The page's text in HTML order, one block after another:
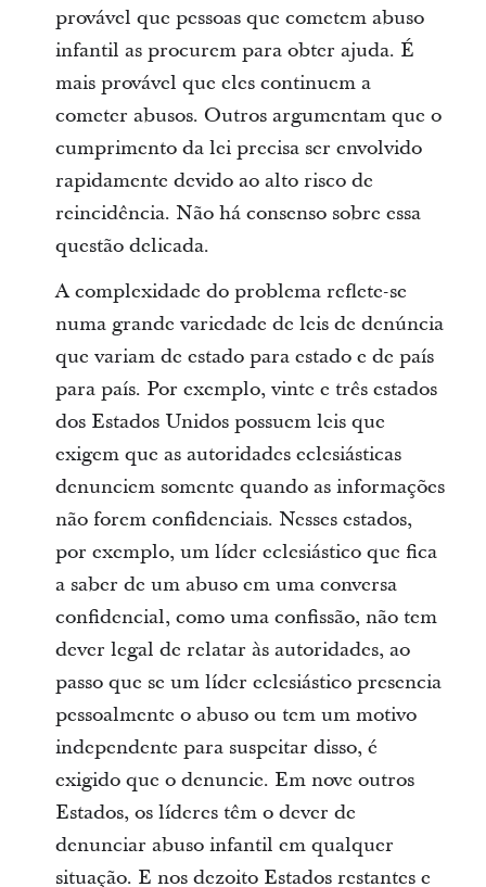
provável que pessoas que cometem abuso
infantil as procurem para obter ajuda. É
mais provável que eles continuem a
cometer abusos. Outros argumentam que o
cumprimento da lei precisa ser envolvido
rapidamente devido ao alto risco de
reincidência. Não há consenso sobre essa
questão delicada.
A complexidade do problema reflete-se
numa grande variedade de leis de denúncia
que variam de estado para estado e de país
para país. Por exemplo, vinte e três estados
dos Estados Unidos possuem leis que
exigem que as autoridades eclesiásticas
denunciem somente quando as informações
não forem confidenciais. Nesses estados,
por exemplo, um líder eclesiástico que fica
a saber de um abuso em uma conversa
confidencial, como uma confissão, não tem
dever legal de relatar às autoridades, ao
passo que se um líder eclesiástico presencia
pessoalmente o abuso ou tem um motivo
independente para suspeitar disso, é
exigido que o denuncie. Em nove outros
Estados, os líderes têm o dever de
denunciar abuso infantil em qualquer
situação. E nos dezoito Estados restantes e